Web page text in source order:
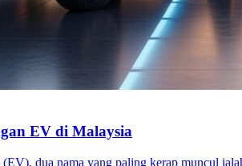
EV di Malaysia
dua nama yang paling kerap muncul